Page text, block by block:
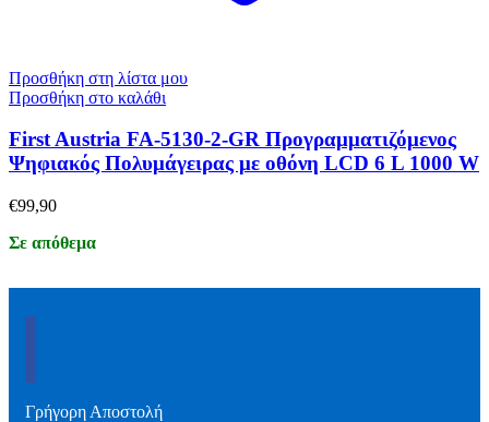
Προσθήκη στη λίστα μου
Προσθήκη στο καλάθι
First Austria FA-5130-2-GR Προγραμματιζόμενος
Ψηφιακός Πολυμάγειρας με οθόνη LCD 6 L 1000 W
€99,90
Σε απόθεμα
Γρήγορη Αποστολή